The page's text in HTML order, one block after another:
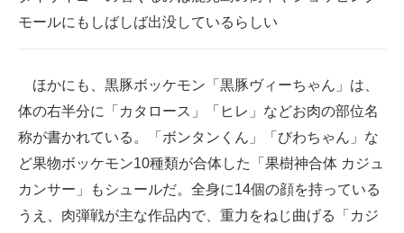
モールにもしばしば出没しているらしい
ほかにも、黒豚ボッケモン「黒豚ヴィーちゃん」は、
体の右半分に「カタロース」「ヒレ」などお肉の部位名
称が書かれている。「ボンタンくん」「びわちゃん」な
ど果物ボッケモン10種類が合体した「果樹神合体 カジュ
カンサー」もシュールだ。全身に14個の顔を持っている
うえ、肉弾戦が主な作品内で、重力をねじ曲げる「カジ